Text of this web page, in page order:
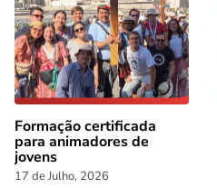
Formação certificada
para animadores de
jovens
17 de Julho, 2026